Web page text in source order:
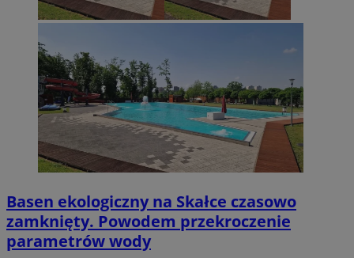
Basen ekologiczny na Skałce czasowo
zamknięty. Powodem przekroczenie
parametrów wody